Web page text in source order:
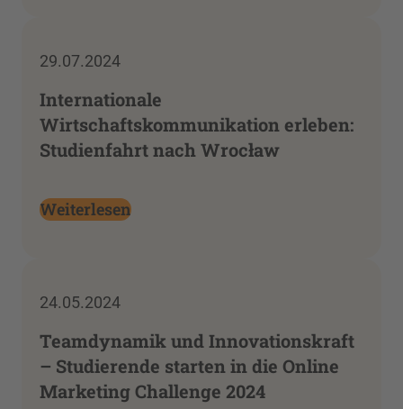
29.07.2024
Internationale
Wirtschaftskommunikation erleben:
Studienfahrt nach Wrocław
Weiterlesen
24.05.2024
Teamdynamik und Innovationskraft
– Studierende starten in die Online
Marketing Challenge 2024